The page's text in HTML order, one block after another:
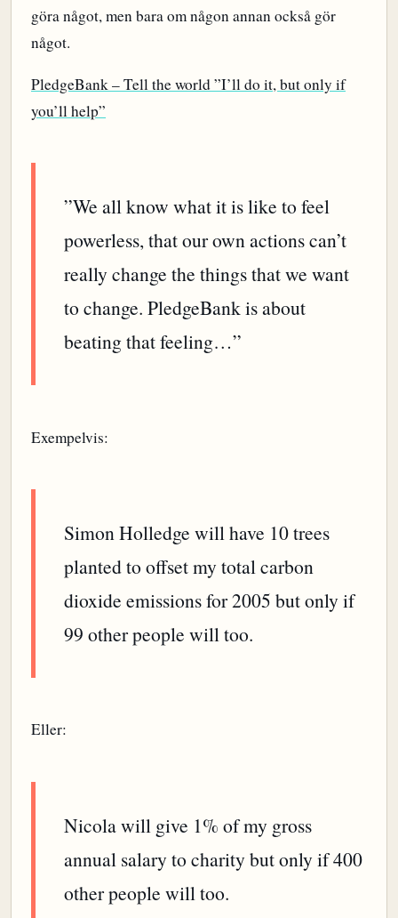
göra något, men bara om någon annan också gör
något.
PledgeBank – Tell the world ”I’ll do it, but only if
you’ll help”
”We all know what it is like to feel
powerless, that our own actions can’t
really change the things that we want
to change. PledgeBank is about
beating that feeling…”
Exempelvis:
Simon Holledge will have 10 trees
planted to offset my total carbon
dioxide emissions for 2005 but only if
99 other people will too.
Eller:
Nicola will give 1% of my gross
annual salary to charity but only if 400
other people will too.